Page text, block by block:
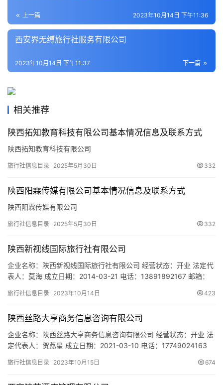
之
家
地
活
游
城
上一篇 2023年10月14日 下午11:36
西安界无缚旅行社服务有限公司
下一篇
2023年10月14日 下午11:37
相关推荐
陕西拓知教育科技有限公司基本情况信息及联系方式
陕西拓知教育科技有限公司
旅行社信息目录 2025年5月30日 332
陕西阳霖传媒有限公司基本情况信息及联系方式
陕西阳霖传媒有限公司
旅行社信息目录 2025年5月30日 332
陕西新视线国际旅行社有限公司
企业名称：陕西新视线国际旅行社有限公司 经营状态：开业 法定代
表人：莫海 成立日期：2014-03-21 电话：13891892167 邮箱：
916101310966633188 注册地址：西安市高新区高新路31号凯创
境旅游业务；（上述经营…
旅行社信息目录 2023年10月14日 423
陕西丝路大亨商务信息咨询有限公司
企业名称：陕西丝路大亨商务信息咨询有限公司 经营状态：开业 法
定代表人：贺荔星 成立日期：2021-03-10 电话：17749024163
91610132MAB0RG85X9 注册地址：陕西省西安市经济技术开发区
旅行社信息目录 2023年10月15日 674